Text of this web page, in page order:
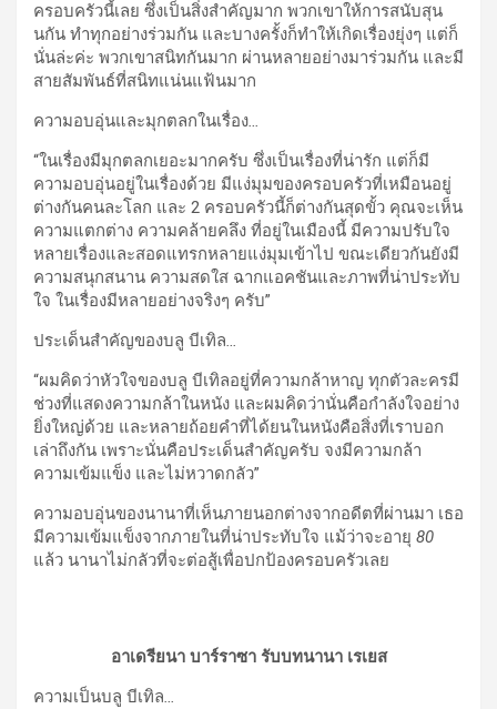
ครอบครัวนี้เลย ซึ่งเป็นสิ่งสำคัญมาก พวกเขาให้การสนับสุน
นกัน ทำทุกอย่างร่วมกัน และบางครั้งก็ทำให้เกิดเรื่องยุ่งๆ แต่ก็
นั่นล่ะค่ะ พวกเขาสนิทกันมาก ผ่านหลายอย่างมาร่วมกัน และมี
สายสัมพันธ์ที่สนิทแน่นแฟ้นมาก
ความอบอุ่นและมุกตลกในเรื่อง…
“ในเรื่องมีมุกตลกเยอะมากครับ ซึ่งเป็นเรื่องที่น่ารัก แต่ก็มี
ความอบอุ่นอยู่ในเรื่องด้วย มีแง่มุมของครอบครัวที่เหมือนอยู่
ต่างกันคนละโลก และ 2 ครอบครัวนี้ก็ต่างกันสุดขั้ว คุณจะเห็น
ความแตกต่าง ความคล้ายคลึง ที่อยู่ในเมืองนี้ มีความปรับใจ
หลายเรื่องและสอดแทรกหลายแง่มุมเข้าไป ขณะเดียวกันยังมี
ความสนุกสนาน ความสดใส ฉากแอคชันและภาพที่น่าประทับ
ใจ ในเรื่องมีหลายอย่างจริงๆ ครับ”
ประเด็นสำคัญของบลู บีเทิล…
“ผมคิดว่าหัวใจของบลู บีเทิลอยู่ที่ความกล้าหาญ ทุกตัวละครมี
ช่วงที่แสดงความกล้าในหนัง และผมคิดว่านั่นคือกำลังใจอย่าง
ยิ่งใหญ่ด้วย และหลายถ้อยคำที่ได้ยนในหนังคือสิ่งที่เราบอก
เล่าถึงกัน เพราะนั่นคือประเด็นสำคัญครับ จงมีความกล้า
ความเข้มแข็ง และไม่หวาดกลัว”
ความอบอุ่นของนานาที่เห็นภายนอกต่างจากอดีตที่ผ่านมา เธอ
มีความเข้มแข็งจากภายในที่น่าประทับใจ แม้ว่าจะอายุ 80
แล้ว นานาไม่กลัวที่จะต่อสู้เพื่อปกป้องครอบครัวเลย
อาเดรียนา บาร์ราซา รับบทนานา เรเยส
ความเป็นบลู บีเทิล…